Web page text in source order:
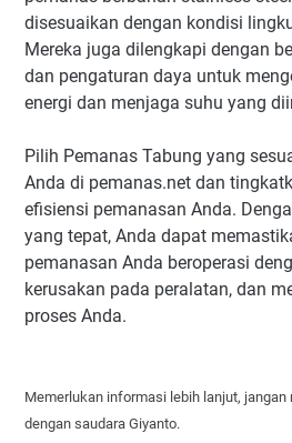
disesuaikan dengan kondisi
Mereka juga dilengkapi dengan
dan pengaturan daya untuk
energi dan menjaga suhu yang
Pilih Pemanas Tabung yang
Anda di pemanas.net dan
efisiensi pemanasan Anda.
yang tepat, Anda dapat
pemanasan Anda beroperasi
kerusakan pada peralatan, dan
proses Anda.
Memerlukan informasi lebih lanjut, jangan
dengan saudara Giyanto.